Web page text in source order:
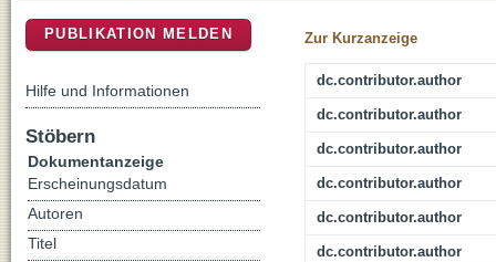
Zur Kurzanzeige
dc.contributor.author
dc.contributor.author
dc.contributor.author
dc.contributor.author
dc.contributor.author
dc.contributor.author
PUBLIKATION MELDEN
Hilfe und Informationen
Stöbern
Dokumentanzeige
Erscheinungsdatum
Autoren
Titel